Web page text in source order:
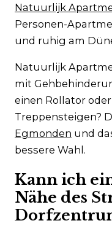
Natuurlijk
Personen-
und ruhig am
Natuurlijk
mit
einen Rollator
Treppensteigen?
Egmonden und
bessere Wahl.
Kann ich
Nähe des